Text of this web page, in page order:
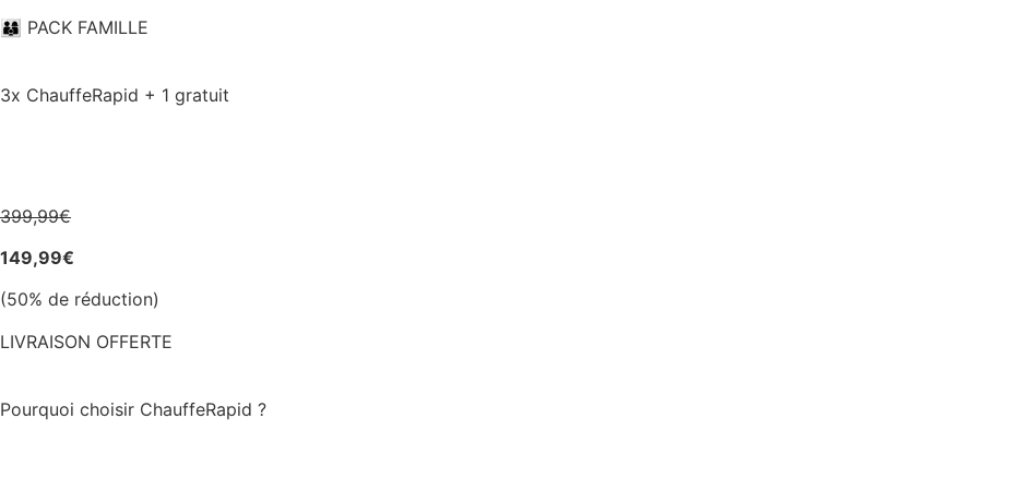
👨‍👩‍👦​ PACK FAMILLE
3x ChauffeRapid + 1 gratuit
399,99€
149,99€
(50% de réduction)
LIVRAISON OFFERTE
Pourquoi choisir ChauffeRapid ?